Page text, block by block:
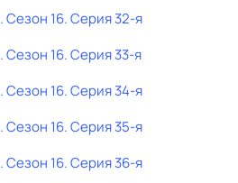
. Сезон 16. Серия 32-я
. Сезон 16. Серия 33-я
. Сезон 16. Серия 34-я
. Сезон 16. Серия 35-я
. Сезон 16. Серия 36-я